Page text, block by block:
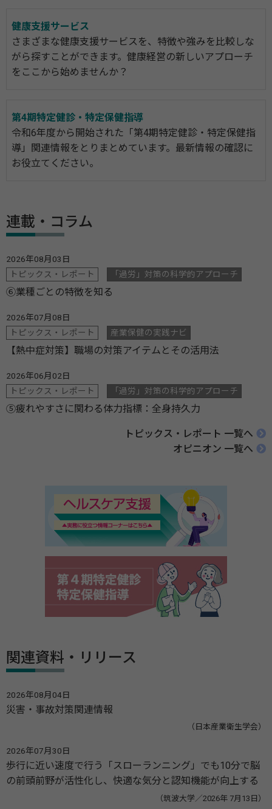
健康支援サービス
さまざまな健康支援サービスを、特徴や強みを比較しな
がら探すことができます。健康経営の新しいアプローチ
をここから始めませんか？
第4期特定健診・特定保健指導
令和6年度から開始された「第4期特定健診・特定保健指
導」関連情報をとりまとめています。最新情報の確認に
お役立てください。
連載・コラム
2026年08月03日
トピックス・レポート
「過労」対策の科学的アプローチ
⑥業種ごとの特徴を知る
2026年07月08日
トピックス・レポート
産業保健の実践ナビ
【熱中症対策】職場の対策アイテムとその活用法
2026年06月02日
トピックス・レポート
「過労」対策の科学的アプローチ
⑤疲れやすさに関わる体力指標：全身持久力
トピックス・レポート 一覧へ
オピニオン 一覧へ
関連資料・リリース
2026年08月04日
災害・事故対策関連情報
（日本産業衛生学会）
2026年07月30日
歩行に近い速度で行う「スローランニング」でも10分で脳
の前頭前野が活性化し、快適な気分と認知機能が向上する
（筑波大学／2026年 7月13日）